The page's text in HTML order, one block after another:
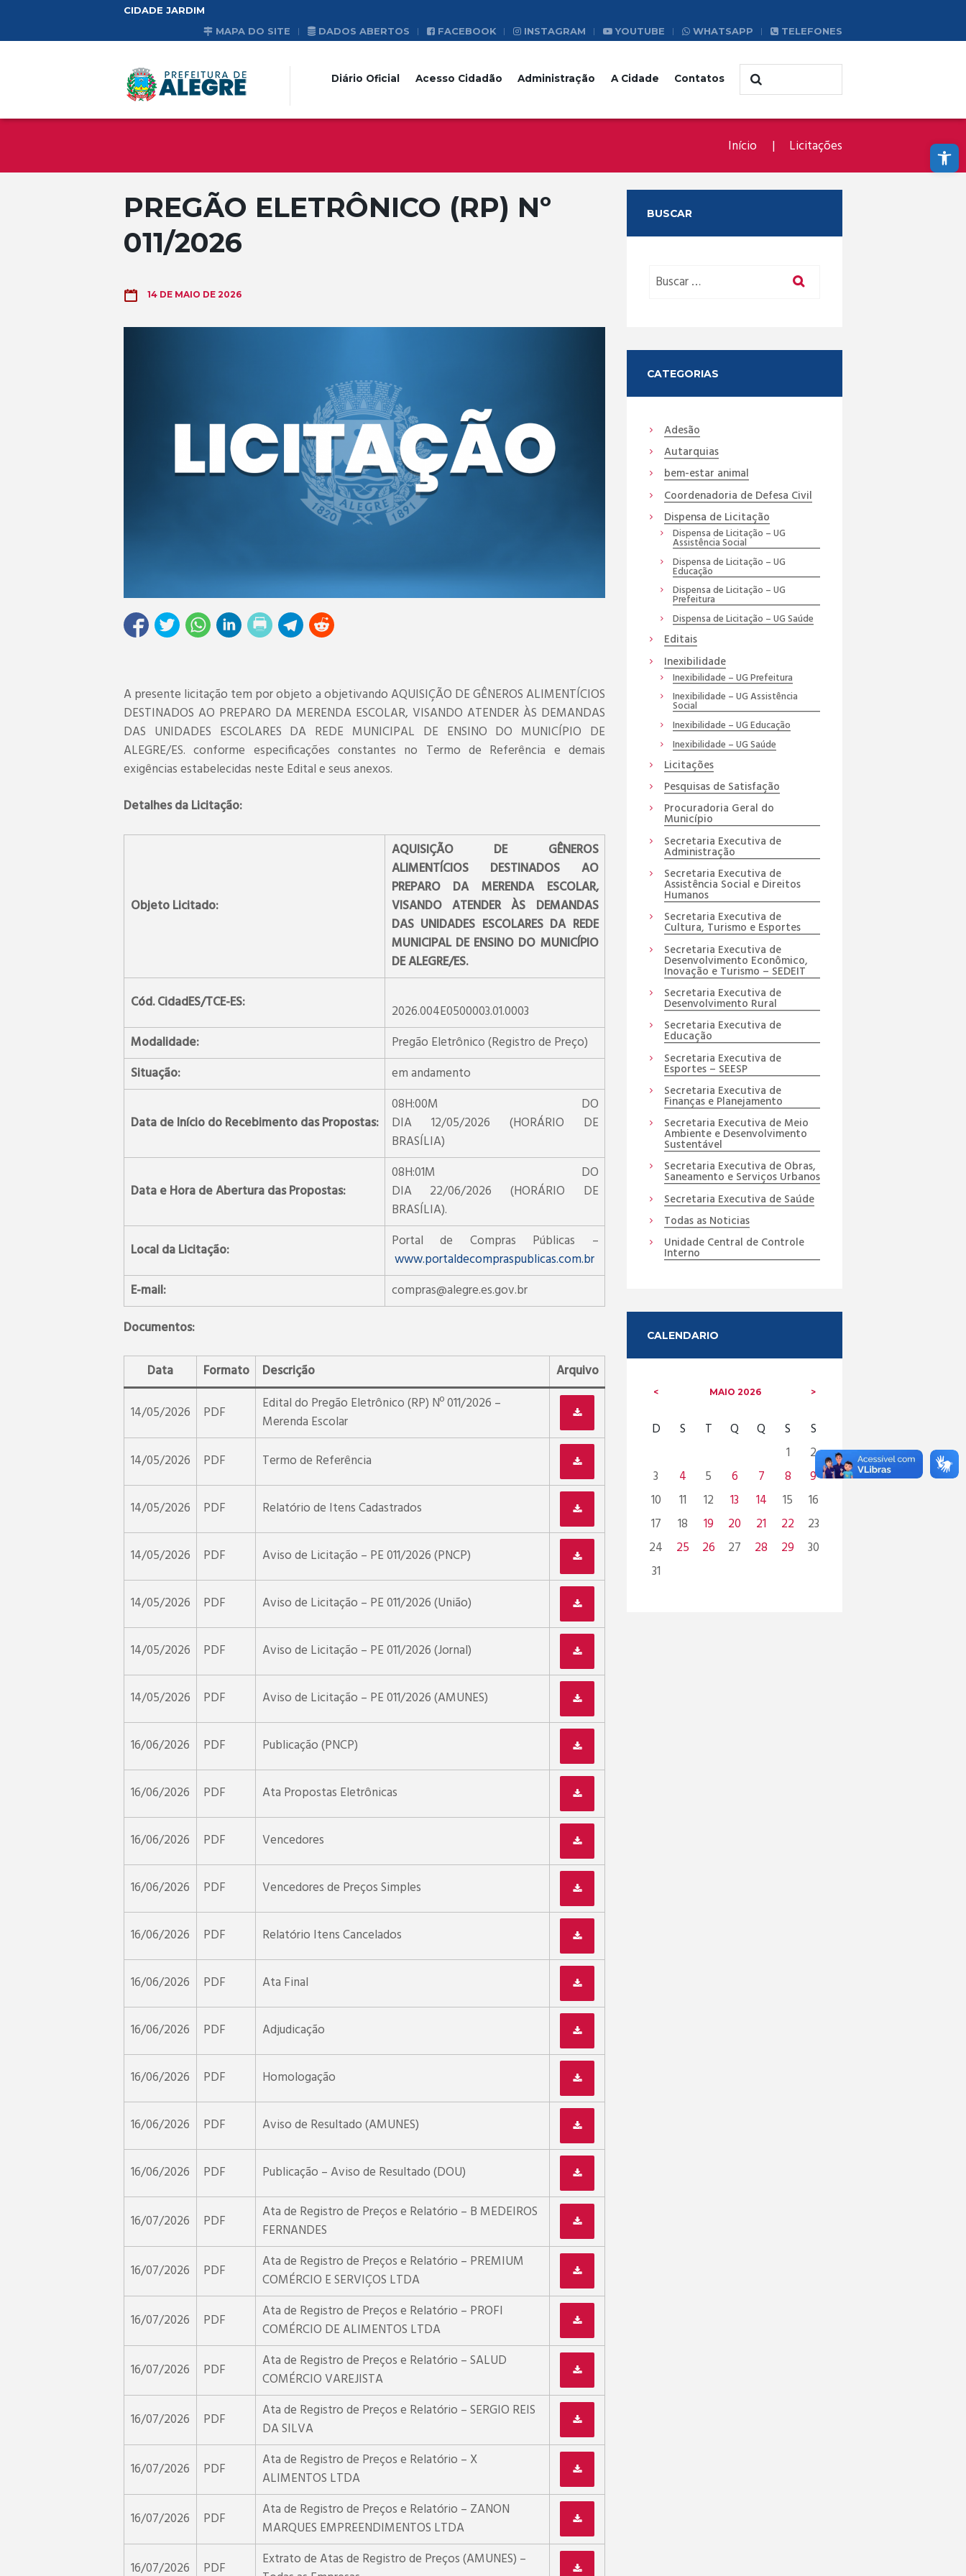
Abrir a barra de ferramentas
CIDADE JARDIM
MAPA DO SITE
DADOS ABERTOS FACEBOOK INSTAGRAM YOUTUBE WHATSAPP TELEFONES
Diário Oficial Acesso Cidadão Administração A Cidade Contatos
Início Licitações
PREGÃO ELETRÔNICO (RP) Nº
011/2026
14 DE MAIO DE 2026
A presente licitação tem por objeto a objetivando AQUISIÇÃO DE GÊNEROS ALIMENTÍCIOS
DESTINADOS AO PREPARO DA MERENDA ESCOLAR, VISANDO ATENDER ÀS DEMANDAS
DAS UNIDADES ESCOLARES DA REDE MUNICIPAL DE ENSINO DO MUNICÍPIO DE
ALEGRE/ES. conforme especificações constantes no Termo de Referência e demais
exigências estabelecidas neste Edital e seus anexos.
Detalhes da Licitação:
Objeto Licitado:
AQUISIÇÃO DE GÊNEROS
ALIMENTÍCIOS DESTINADOS AO
PREPARO DA MERENDA ESCOLAR,
VISANDO ATENDER ÀS DEMANDAS
DAS UNIDADES ESCOLARES DA REDE
MUNICIPAL DE ENSINO DO MUNICÍPIO
DE ALEGRE/ES.
Cód. CidadES/TCE-ES:
2026.004E0500003.01.0003
Modalidade:
Pregão Eletrônico (Registro de Preço)
Situação:
em andamento
Data de Início do Recebimento das Propostas:
08H:00M DO
DIA 12/05/2026 (HORÁRIO DE
BRASÍLIA)
Data e Hora de Abertura das Propostas:
08H:01M DO
DIA 22/06/2026 (HORÁRIO DE
BRASÍLIA).
Local da Licitação:
Portal de Compras Públicas –
www.portaldecompraspublicas.com.br
E-mail:
compras@alegre.es.gov.br
Documentos:
Data Formato Descrição Arquivo
14/05/2026 PDF
Edital do Pregão Eletrônico (RP) Nº 011/2026 –
Merenda Escolar
14/05/2026
PDF Termo de Referência
14/05/2026 PDF Relatório de Itens Cadastrados
14/05/2026 PDF Aviso de Licitação – PE 011/2026 (PNCP)
14/05/2026 PDF Aviso de Licitação – PE 011/2026 (União)
14/05/2026 PDF Aviso de Licitação – PE 011/2026 (Jornal)
14/05/2026 PDF Aviso de Licitação – PE 011/2026 (AMUNES)
16/06/2026 PDF Publicação (PNCP)
16/06/2026 PDF Ata Propostas Eletrônicas
16/06/2026 PDF Vencedores
16/06/2026 PDF Vencedores de Preços Simples
16/06/2026 PDF Relatório Itens Cancelados
16/06/2026 PDF Ata Final
16/06/2026 PDF Adjudicação
16/06/2026 PDF Homologação
16/06/2026 PDF Aviso de Resultado (AMUNES)
16/06/2026 PDF Publicação – Aviso de Resultado (DOU)
16/07/2026 PDF
Ata de Registro de Preços e Relatório – B MEDEIROS
FERNANDES
16/07/2026 PDF
Ata de Registro de Preços e Relatório – PREMIUM
COMÉRCIO E SERVIÇOS LTDA
16/07/2026 PDF
Ata de Registro de Preços e Relatório – PROFI
COMÉRCIO DE ALIMENTOS LTDA
16/07/2026 PDF
Ata de Registro de Preços e Relatório – SALUD
COMÉRCIO VAREJISTA
16/07/2026 PDF
Ata de Registro de Preços e Relatório – SERGIO REIS
DA SILVA
16/07/2026 PDF
Ata de Registro de Preços e Relatório – X
ALIMENTOS LTDA
16/07/2026 PDF
Ata de Registro de Preços e Relatório – ZANON
MARQUES EMPREENDIMENTOS LTDA
16/07/2026 PDF
Extrato de Atas de Registro de Preços (AMUNES) –
BUSCAR
CATEGORIAS
Adesão
Autarquias
bem-estar animal
Coordenadoria de Defesa Civil
Dispensa de Licitação
Dispensa de Licitação – UG
Assistência Social
Dispensa de Licitação – UG
Educação
Dispensa de Licitação – UG
Prefeitura
Dispensa de Licitação – UG Saúde
Editais
Inexibilidade
Inexibilidade – UG Prefeitura
Inexibilidade – UG Assistência
Social
Inexibilidade – UG Educação
Inexibilidade – UG Saúde
Licitações
Pesquisas de Satisfação
Procuradoria Geral do
Município
Secretaria Executiva de
Administração
Secretaria Executiva de
Assistência Social e Direitos
Humanos
Secretaria Executiva de
Cultura, Turismo e Esportes
Secretaria Executiva de
Desenvolvimento Econômico,
Inovação e Turismo – SEDEIT
Secretaria Executiva de
Desenvolvimento Rural
Secretaria Executiva de
Educação
Secretaria Executiva de
Esportes – SEESP
Secretaria Executiva de
Finanças e Planejamento
Secretaria Executiva de Meio
Ambiente e Desenvolvimento
Sustentável
Secretaria Executiva de Obras,
Saneamento e Serviços Urbanos
Secretaria Executiva de Saúde
Todas as Noticias
Unidade Central de Controle
Interno
CALENDARIO
MAIO2026
D S T Q Q S
S
1
2
3
4 5 6 7 8
9
10
11 12 13 14 15
16
17
18 19 20 21 22
23
24
25 26 27 28 29
30
31